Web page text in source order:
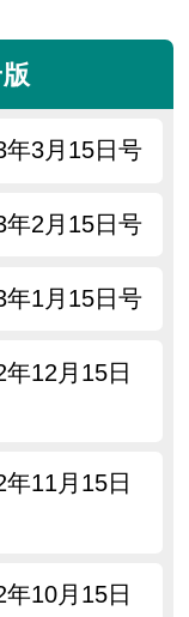
年3月15日号
年2月15日号
年1月15日号
12月15日
11月15日
10月15日